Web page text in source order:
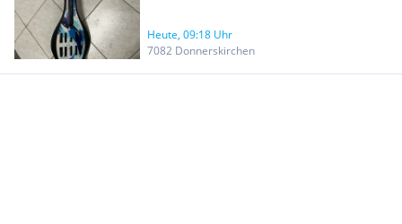
Heute, 09:18 Uhr
7082 Donnerskirchen